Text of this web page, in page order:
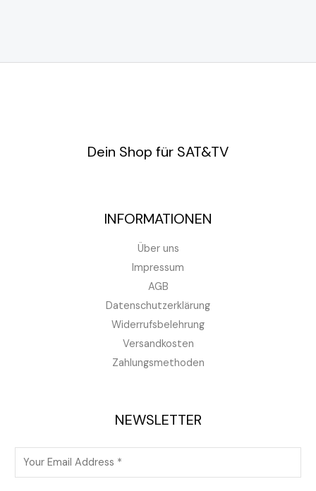
Dein Shop für SAT&TV
INFORMATIONEN
Über uns
Impressum
AGB
Datenschutzerklärung
Widerrufsbelehrung
Versandkosten
Zahlungsmethoden
NEWSLETTER
m